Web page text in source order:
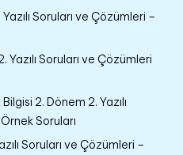
Yazılı Soruları ve Çözümleri –
Yazılı Soruları ve Çözümleri
2. Dönem 2. Yazılı
Soruları
Soruları ve Çözümleri –